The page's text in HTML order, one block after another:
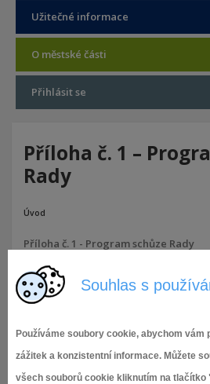
Souhlas s
Používáme soubory cookie, abychom vám
zážitek a konzistentní informace. Můžete
všech souborů cookie kliknutím na
Užitečné informace
O městské části
Přihlásit se
Příloha č. 1 –
Rady
Úvod
Příloha č. 1 - Program schůze Rady
9.7.2025